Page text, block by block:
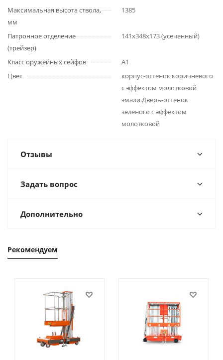
Максимальная высота ствола,
мм
1385
Патронное отделение
(трейзер)
141х348х173 (усеченный)
Класс оружейных сейфов
А1
Цвет
корпус-оттенок коричневого
с эффектом молотковой
эмали.Дверь-оттенок
зеленого с эффектом
молотковой
Отзывы
Задать вопрос
Дополнительно
Рекомендуем